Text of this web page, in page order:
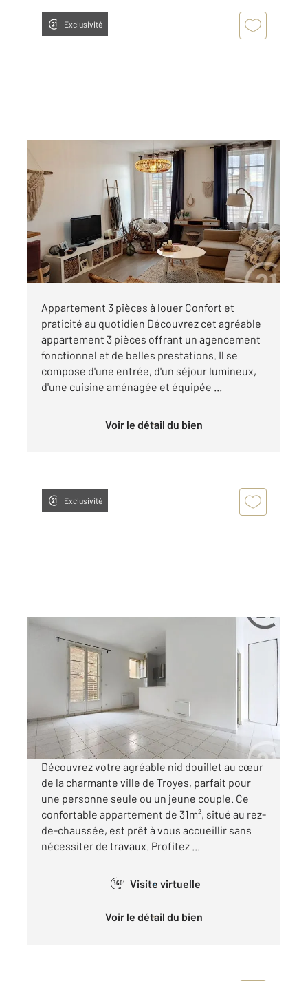
Exclusivité
67,80 m
Ref : 72060
Appartement F3 à louer
750 €
par mois charges comprises
Visiter le site dédié
Appartement 3 pièces à louer Confort et
praticité au quotidien Découvrez cet agréable
appartement 3 pièces offrant un agencement
fonctionnel et de belles prestations. Il se
compose d'une entrée, d'un séjour lumineux,
d'une cuisine aménagée et équipée ...
Voir le détail du bien
Exclusivité
TROYES 10
, 1 pièce
Ref : 69487
Appartement T1 à louer
485 €
par mois charges comprises
Découvrez votre agréable nid douillet au cœur
de la charmante ville de Troyes, parfait pour
une personne seule ou un jeune couple. Ce
confortable appartement de 31m², situé au rez-
de-chaussée, est prêt à vous accueillir sans
nécessiter de travaux. Profitez ...
360° Visite virtuelle
Voir le détail du bien